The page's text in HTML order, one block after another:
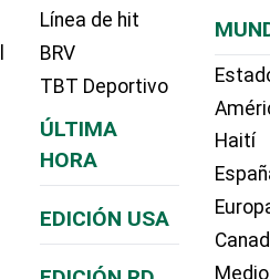
Línea de hit
BRV
TBT Deportivo
ÚLTIMA
HORA
EDICIÓN USA
Haití